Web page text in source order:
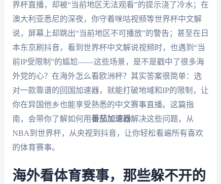
界杯直播，却被“当前地区无法观看”的提示浇了冷水；在
澳大利亚悉尼的深夜，你守着咪咕视频等世界杯中文解
说，屏幕上却跳出“当前地区不可播放”的警告；甚至在日
本东京刷抖音，看到世界杯中文解说视频时，也遇到“当
前IP受限制”的尴尬——这些场景，是不是戳中了很多海
外党的心？在海外怎么看欧洲杯？其实答案很简单：选
对一款靠谱的回国加速器，就能打破地域和IP的限制，让
你在异国他乡也能享受熟悉的中文赛事直播。这篇指
南，会带你了解如何用番茄加速器解决这些问题，从
NBA到世界杯，从央视到抖音，让你轻松看遍所有喜欢
的体育赛事。
海外看体育赛事，那些躲不开的